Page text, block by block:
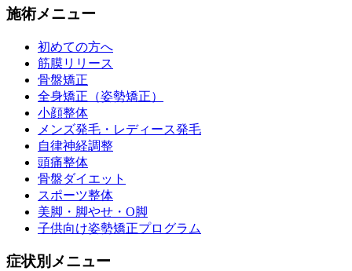
施術メニュー
初めての方へ
筋膜リリース
骨盤矯正
全身矯正（姿勢矯正）
小顔整体
メンズ発毛・レディース発毛
自律神経調整
頭痛整体
骨盤ダイエット
スポーツ整体
美脚・脚やせ・O脚
子供向け姿勢矯正プログラム
症状別メニュー